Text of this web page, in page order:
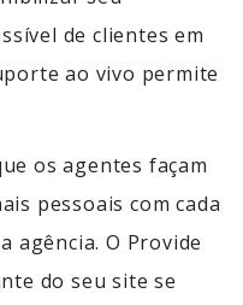
de clientes em
ao vivo permite
os agentes façam
pessoais com cada
agência. O Provide
do seu site se